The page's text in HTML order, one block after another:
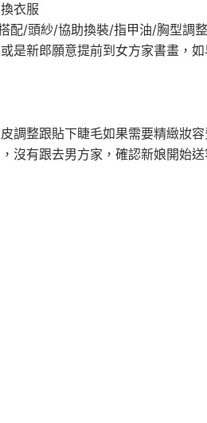
衣服
配/頭紗/協助換裝/指甲油/胸型調整
是新郎願意提前到女方家書畫，
調整跟貼下睫毛如果需要精緻妝容
沒有跟去男方家，確認新娘開始